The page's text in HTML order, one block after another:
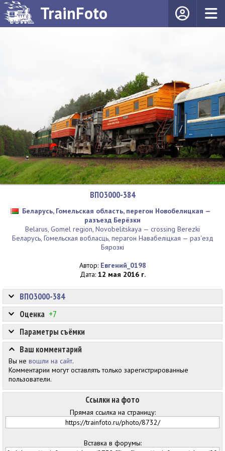
TrainFoto
ВПО3000-384
Беларусь, Гомельская область, перегон Новобелицкая —
разъезд Берёзки
Belarus, Gomel region, Novobelitskaya — crossing Berezki
Беларусь, Гомельская вобласць, перагон Навабеліцкая — раз'езд
Бярозкі
Автор: Евгений_0198
Дата: 12 мая 2016 г.
Оценка +7
Ссылки на фото
Прямая ссылка на страницу:
Вставка в форумы:
ВПО3000-384
Параметры съёмки
Ваш комментарий
Вы не вошли на сайт.
Комментарии могут оставлять только зарегистрированные
пользователи.